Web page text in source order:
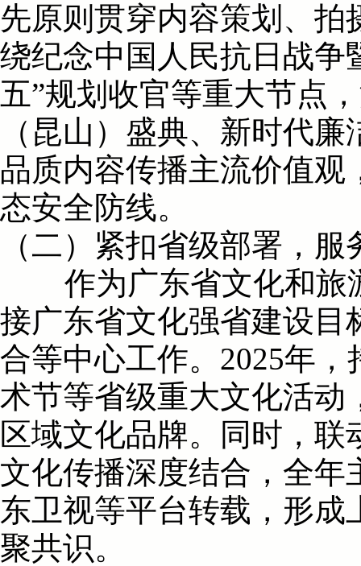
先原则贯穿内容策划、拍
绕纪念中国人民抗日战争
五”规划收官等重大节点
（昆山）盛典、新时代
品质内容传播主流价值
态安全防线。
（二）紧扣省级部署，
作为广东省文化和旅游
接广东省文化强省建设目
合等中心工作。2025年
术节等省级重大文化活动
区域文化品牌。同时，
文化传播深度结合，全年
东卫视等平台转载，形
聚共识。